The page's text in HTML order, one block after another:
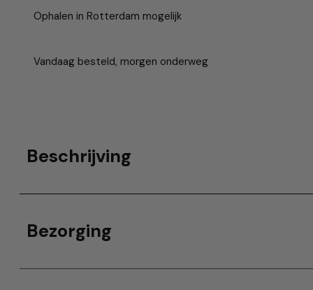
Ophalen in Rotterdam mogelijk
Vandaag besteld, morgen onderweg
Beschrijving
Bezorging